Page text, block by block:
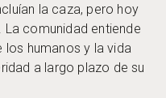
la caza, pero hoy
comunidad entiende
los humanos y la vida
a largo plazo de su